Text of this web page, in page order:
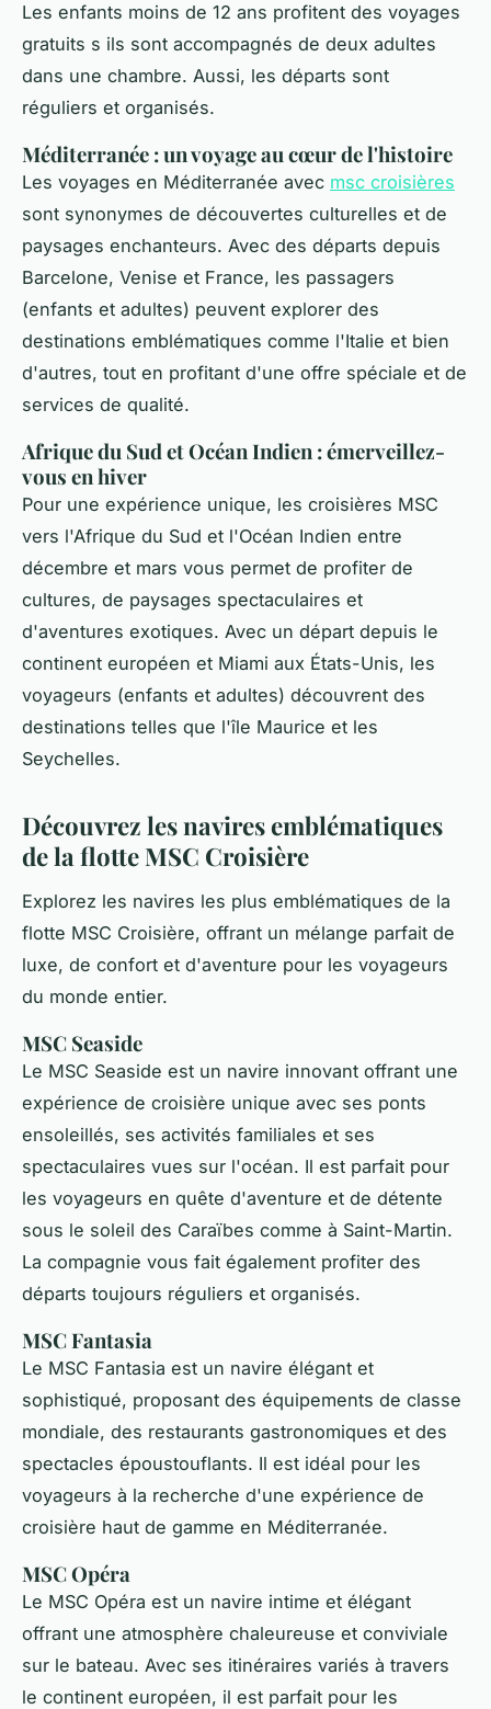
Les enfants moins de 12 ans profitent des voyages
gratuits s ils sont accompagnés de deux adultes
dans une chambre. Aussi, les départs sont
réguliers et organisés.
Méditerranée : un voyage au cœur de l'histoire
Les voyages en Méditerranée avec msc croisières
sont synonymes de découvertes culturelles et de
paysages enchanteurs. Avec des départs depuis
Barcelone, Venise et France, les passagers
(enfants et adultes) peuvent explorer des
destinations emblématiques comme l'Italie et bien
d'autres, tout en profitant d'une offre spéciale et de
services de qualité.
Afrique du Sud et Océan Indien : émerveillez-
vous en hiver
Pour une expérience unique, les croisières MSC
vers l'Afrique du Sud et l'Océan Indien entre
décembre et mars vous permet de profiter de
cultures, de paysages spectaculaires et
d'aventures exotiques. Avec un départ depuis le
continent européen et Miami aux États-Unis, les
voyageurs (enfants et adultes) découvrent des
destinations telles que l'île Maurice et les
Seychelles.
Découvrez les navires emblématiques
de la flotte MSC Croisière
Explorez les navires les plus emblématiques de la
flotte MSC Croisière, offrant un mélange parfait de
luxe, de confort et d'aventure pour les voyageurs
du monde entier.
MSC Seaside
Le MSC Seaside est un navire innovant offrant une
expérience de croisière unique avec ses ponts
ensoleillés, ses activités familiales et ses
spectaculaires vues sur l'océan. Il est parfait pour
les voyageurs en quête d'aventure et de détente
sous le soleil des Caraïbes comme à Saint-Martin.
La compagnie vous fait également profiter des
départs toujours réguliers et organisés.
MSC Fantasia
Le MSC Fantasia est un navire élégant et
sophistiqué, proposant des équipements de classe
mondiale, des restaurants gastronomiques et des
spectacles époustouflants. Il est idéal pour les
voyageurs à la recherche d'une expérience de
croisière haut de gamme en Méditerranée.
MSC Opéra
Le MSC Opéra est un navire intime et élégant
offrant une atmosphère chaleureuse et conviviale
sur le bateau. Avec ses itinéraires variés à travers
le continent européen, il est parfait pour les